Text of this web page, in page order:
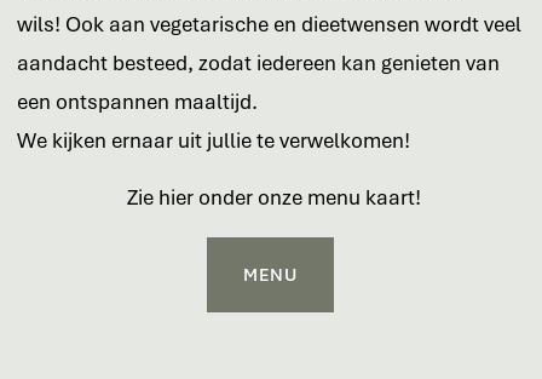
wils! Ook aan vegetarische en dieetwensen wordt veel
aandacht besteed, zodat iedereen kan genieten van
een ontspannen maaltijd.
We kijken ernaar uit jullie te verwelkomen!
Zie hier onder onze menu kaart!
MENU